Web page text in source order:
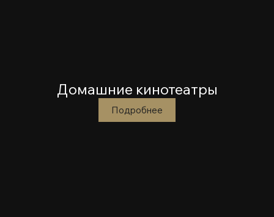
Домашние кинотеатры
Подробнее